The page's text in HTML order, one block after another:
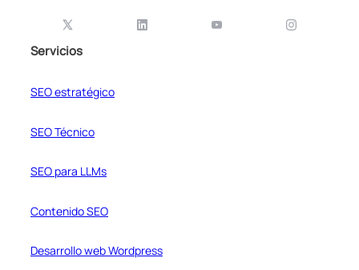
Servicios
SEO estratégico
SEO Técnico
SEO para LLMs
Contenido SEO
Desarrollo web Wordpress